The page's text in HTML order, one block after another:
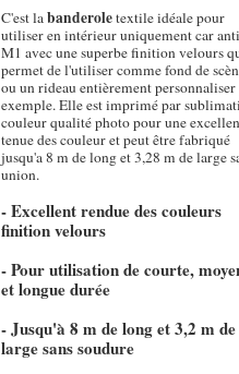
C'est labanderoletextile idéale pour
utiliser en intérieur uniquement car
M1 avec une superbe finition velours
permet de l'utiliser comme fond de
ou un rideau entièrement personnaliser
exemple. Elle est imprimé par
couleur qualité photo pour une
tenue des couleur et peut être fabriqué
jusqu'a 8 m de long et 3,28 m de large
union.
- Excellent rendue des couleurs
finition velours
- Pour utilisation de courte,
et longue durée
- Jusqu'à 8 m de long et 3,2 m de
large sans soudure